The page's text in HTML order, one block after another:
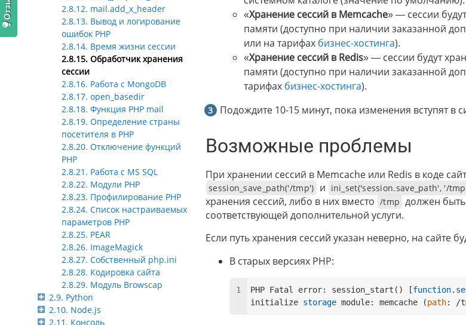
2.8.12. mail.add_x_header
2.8.13. Вывод и логирование
ошибок PHP
2.8.14. Время жизни сессии
2.8.15. Обработчик хранения
сессии
2.8.16. Работа с MongoDB
2.8.17. open_basedir
2.8.18. Функция PHP mail
2.8.19. Определение страны
посетителя в PHP
2.8.20. Отключение функций
PHP
2.8.21. Работа с MS SQL
2.8.22. Модули PHP
2.8.23. Профилирование PHP
2.8.24. Список настраиваемых
параметров PHP
2.8.25. PEAR
2.8.26. ImageMagick
2.8.27. Собственный php.ini
2.8.28. Кодировка сайта
2.8.29. Модуль Browscap
2.9. Python
2.10. Node.js
2.11. Консоль
«Хранение сессий в Memcache» — сессии
памяти (доступно при наличии заказанной
или на тарифах бизнес-хостинга).
«Хранение сессий в Redis» — сессии будут
памяти (доступно при наличии заказанной
тарифах бизнес-хостинга).
Подождите 10-15 минут, пока изменения вступят в
Возможные проблемы
При хранении сессий в Memcache или Redis в коде
session_save_path('/tmp') и ini_set('session.save_path', '/
хранения сессий, либо в них вместо /tmp должен быть
соответствующей дополнительной услуги.
Если путь хранения сессий указан неверно, на сайте
В старых версиях PHP:
PHP Fatal error: session_start() [function.
initialize storage module: memcache (path: /